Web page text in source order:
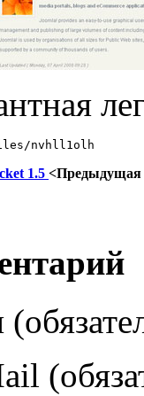
nvhll1olh
1.5 <Предыдущая